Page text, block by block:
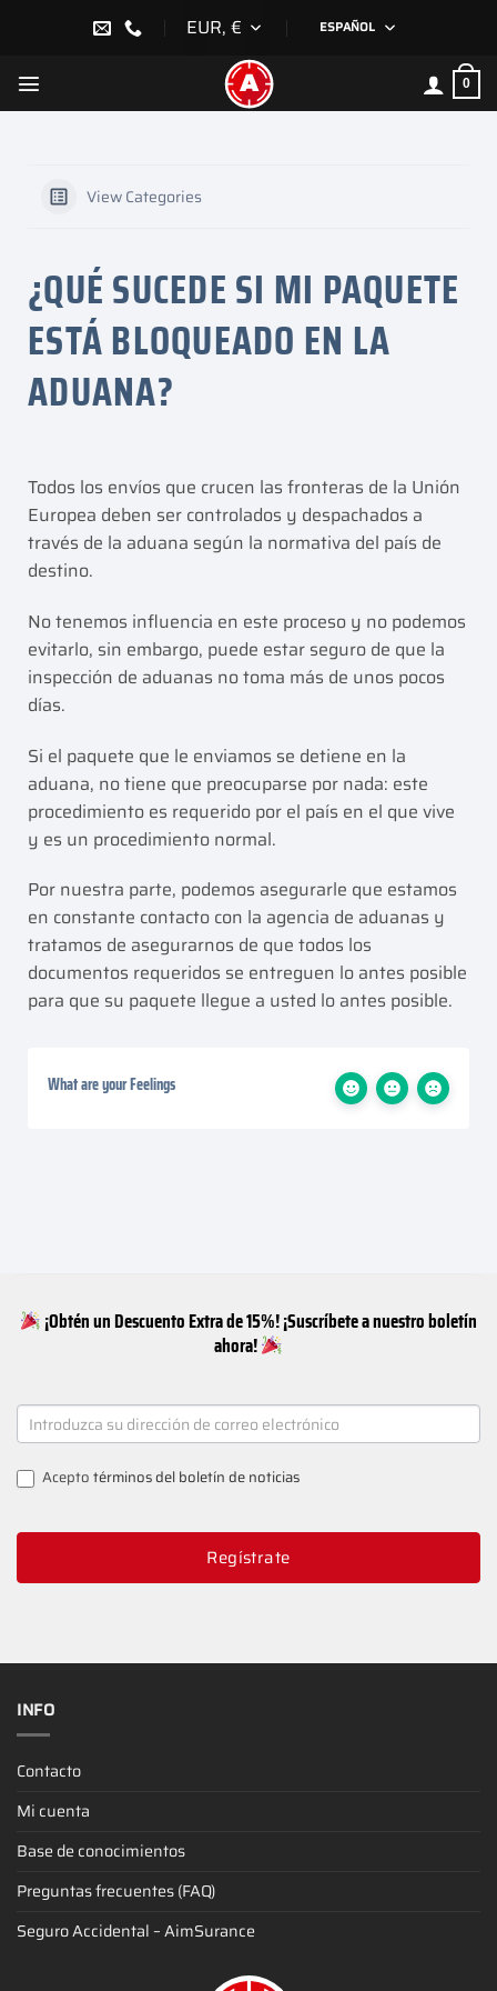
EUR, € ESPAÑOL
0
View Categories
¿QUÉ SUCEDE SI MI PAQUETE
ESTÁ BLOQUEADO EN LA
ADUANA?
Todos los envíos que crucen las fronteras de la Unión
Europea deben ser controlados y despachados a
través de la aduana según la normativa del país de
destino.
No tenemos influencia en este proceso y no podemos
evitarlo, sin embargo, puede estar seguro de que la
inspección de aduanas no toma más de unos pocos
días.
Si el paquete que le enviamos se detiene en la
aduana, no tiene que preocuparse por nada: este
procedimiento es requerido por el país en el que vive
y es un procedimiento normal.
Por nuestra parte, podemos asegurarle que estamos
en constante contacto con la agencia de aduanas y
tratamos de asegurarnos de que todos los
documentos requeridos se entreguen lo antes posible
para que su paquete llegue a usted lo antes posible.
What are your Feelings
¡Obtén un Descuento Extra de 15%! ¡Suscríbete a nuestro boletín
ahora!
NEWSLETTER
SIGNUP
Aceptotérminos del boletín de noticias
Regístrate
INFO
Contacto
Mi cuenta
Base de conocimientos
Preguntas frecuentes (FAQ)
Seguro Accidental – AimSurance